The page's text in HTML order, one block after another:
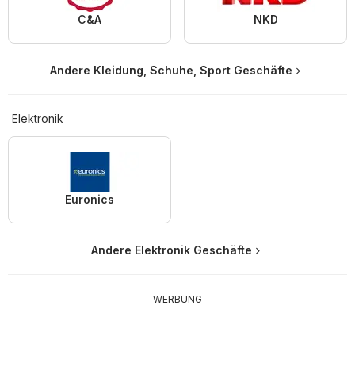
C&A NKD
Andere Kleidung, Schuhe, Sport Geschäfte
Elektronik
Euronics
Andere Elektronik Geschäfte
WERBUNG